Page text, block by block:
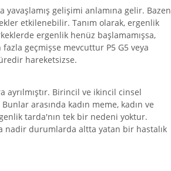
yavaşlamış gelişimi anlamına gelir. Bazen
etkilenebilir. Tanım olarak, ergenlik
ergenlik henüz başlamamışsa,
fazla geçmişse mevcuttur P5 G5 veya
hareketsizse.
Birincil ve ikincil cinsel
arasında kadın meme, kadın ve
tarda'nın tek bir nedeni yoktur.
nadir durumlarda altta yatan bir hastalık